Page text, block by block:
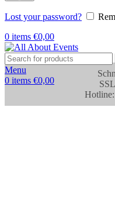
Lost your password?
0 items €0,00
Menu
0 items €0,00
Hotline: